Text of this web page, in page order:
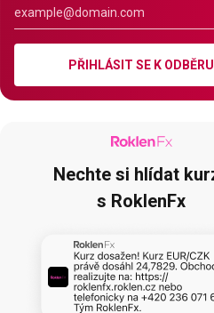
PŘIHLÁSIT SE K ODBĚRU
Nechte si hlídat
s RoklenFx